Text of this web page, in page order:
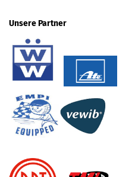
Unsere Partner